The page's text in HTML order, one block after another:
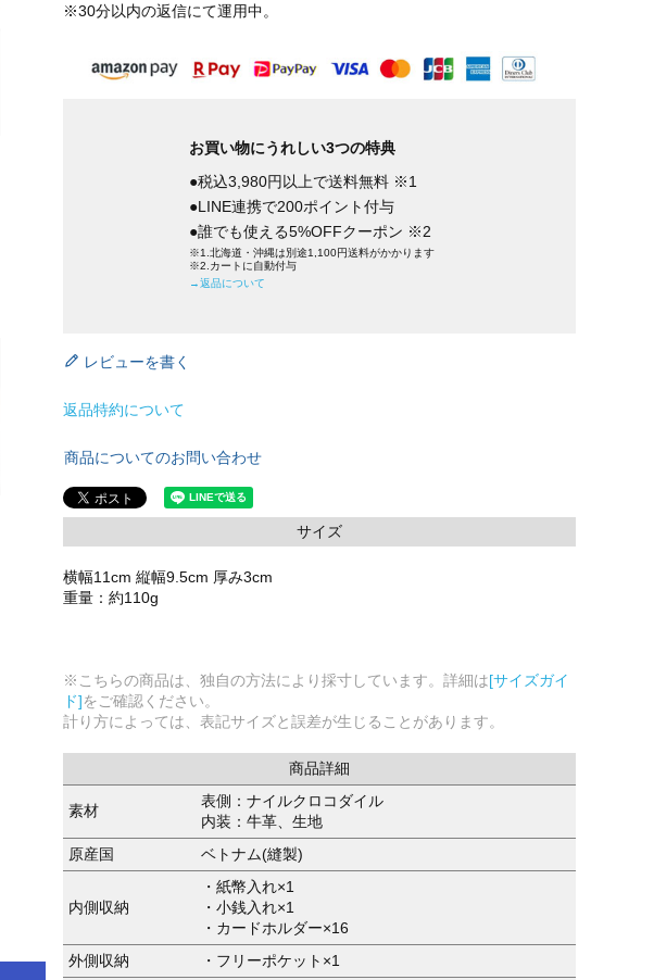
※30分以内の返信にて運用中。
お買い物にうれしい3つの特典
●税込3,980円以上で送料無料 ※1
●LINE連携で200ポイント付与
●誰でも使える5%OFFクーポン ※2
※1.北海道・沖縄は別途1,100円送料がかかります
※2.カートに自動付与
→返品について
レビューを書く
返品特約について
商品についてのお問い合わせ
サイズ
横幅11cm 縦幅9.5cm 厚み3cm
重量：約110g
※こちらの商品は、独自の方法により採寸しています。詳細は[サイズガイ
ド]をご確認ください。
計り方によっては、表記サイズと誤差が生じることがあります。
商品詳細
素材
表側：ナイルクロコダイル
内装：牛革、生地
原産国
ベトナム(縫製)
内側収納
・紙幣入れ×1
・小銭入れ×1
・カードホルダー×16
外側収納
・フリーポケット×1